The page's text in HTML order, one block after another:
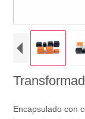
Encapsulado con